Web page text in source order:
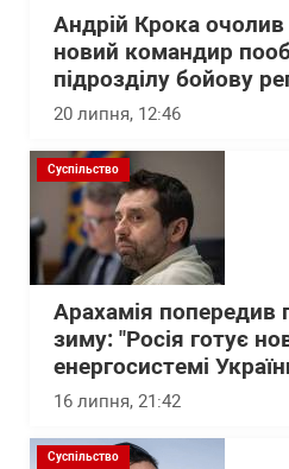
Андрій Крока
новий командир
підрозділу бойову
20 липня, 12:46
Суспільство
Арахамія попередив
зиму: "Росія готує
енергосистемі
16 липня, 21:42
Суспільство